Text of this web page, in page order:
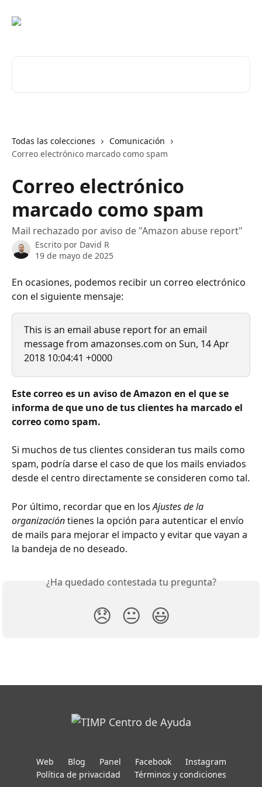
Todas las colecciones
Comunicación
Correo electrónico marcado como spam
Correo electrónico
marcado como spam
Mail rechazado por aviso de "Amazon abuse report"
Escrito por David R
19 de mayo de 2025
En ocasiones, podemos recibir un correo electrónico
con el siguiente mensaje:
This is an email abuse report for an email
message from amazonses.com on Sun, 14 Apr
2018 10:04:41 +0000
Este correo es un aviso de Amazon en el que se
informa de que uno de tus clientes ha marcado el
correo como spam.
Si muchos de tus clientes consideran tus mails como
spam, podría darse el caso de que los mails enviados
desde el centro directamente se consideren como tal.
Por último, recordar que en los Ajustes de la
organización tienes la opción para autenticar el envío
de mails para mejorar el impacto y evitar que vayan a
la bandeja de no deseado.
¿Ha quedado contestada tu pregunta?
😞 😐 😃
Web Blog Panel Facebook
Instagram
Política de privacidad
Términos y condiciones